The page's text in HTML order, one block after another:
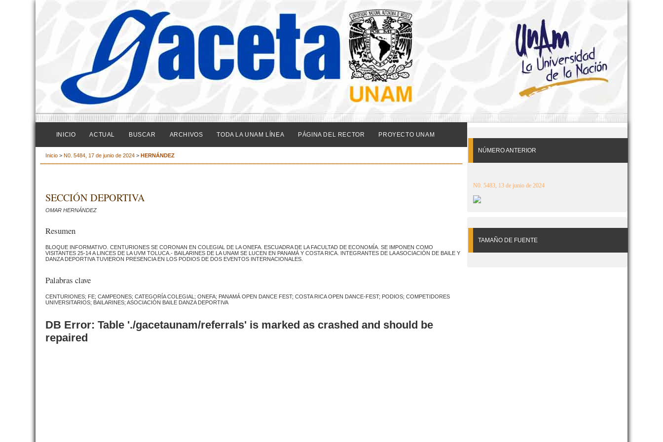
NÚMERO ANTERIOR
N0. 5483, 13 de junio de 2024
TAMAÑO DE FUENTE
INICIO ACTUAL BUSCAR ARCHIVOS TODA LA UNAM LÍNEA PÁGINA DEL RECTOR PROYECTO UNAM
Inicio > N0. 5484, 17 de junio de 2024 > HERNÁNDEZ
SECCIÓN DEPORTIVA
OMAR HERNÁNDEZ
Resumen
BLOQUE INFORMATIVO. CENTURIONES SE CORONAN EN COLEGIAL DE LA ONEFA. ESCUADRA DE LA FACULTAD DE ECONOMÍA. SE IMPONEN COMO
VISITANTES 25-14 A LINCES DE LA UVM TOLUCA.- BAILARINES DE LA UNAM SE LUCEN EN PANAMÁ Y COSTA RICA. INTEGRANTES DE LA ASOCIACIÓN DE BAILE Y
DANZA DEPORTIVA TUVIERON PRESENCIA EN LOS PODIOS DE DOS EVENTOS INTERNACIONALES.
Palabras clave
CENTURIONES; FE; CAMPEONES; CATEGORÍA COLEGIAL; ONEFA; PANAMÁ OPEN DANCE FEST; COSTA RICA OPEN DANCE-FEST; PODIOS; COMPETIDORES
UNIVERSITARIOS; BAILARINES; ASOCIACIÓN BAILE DANZA DEPORTIVA
DB Error: Table './gacetaunam/referrals' is marked as crashed and should be
repaired